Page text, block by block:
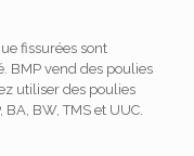
fissurées sont
BMP vend des poulies
utiliser des poulies
BW, TMS et UUC.